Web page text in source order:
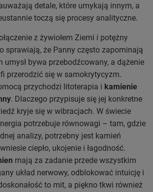
detale, które umykają innym, a
toczą się procesy analityczne.
z żywiołem Ziemi i potężny
sprawiają, że Panny często zapominają
umysł bywa przebodźcowany, a dążenie
przerodzić się w samokrytycyzm.
przychodzi litoterapia i kamienie
. Dlaczego przypisuje się jej konkretne
kryje się w wibracjach. W świecie
potrzebuje równowagi – tam, gdzie
analizy, potrzebny jest kamień
ciepło, ukojenie i łagodność.
mają za zadanie przede wszystkim
układ nerwowy, odblokować intuicję i
to mit, a piękno tkwi również